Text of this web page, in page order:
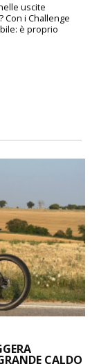
uscite
i Challenge
è proprio
CALDO